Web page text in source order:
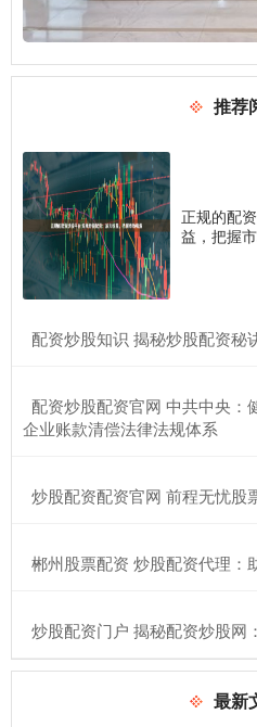
推荐
正规的配
益，把握
配资炒股知识 揭秘炒股配资秘
配资炒股配资官网 中共中央：
企业账款清偿法律法规体系
炒股配资配资官网 前程无忧股
郴州股票配资 炒股配资代理：
炒股配资门户 揭秘配资炒股网
最新